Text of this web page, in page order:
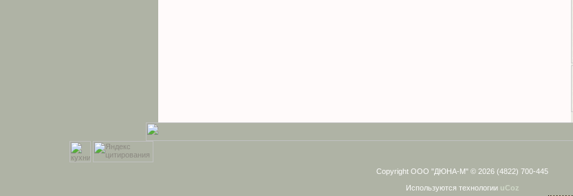
Copyright ООО "ДЮНА-М" © 2026 (4822) 700-445
Используются технологии uCoz